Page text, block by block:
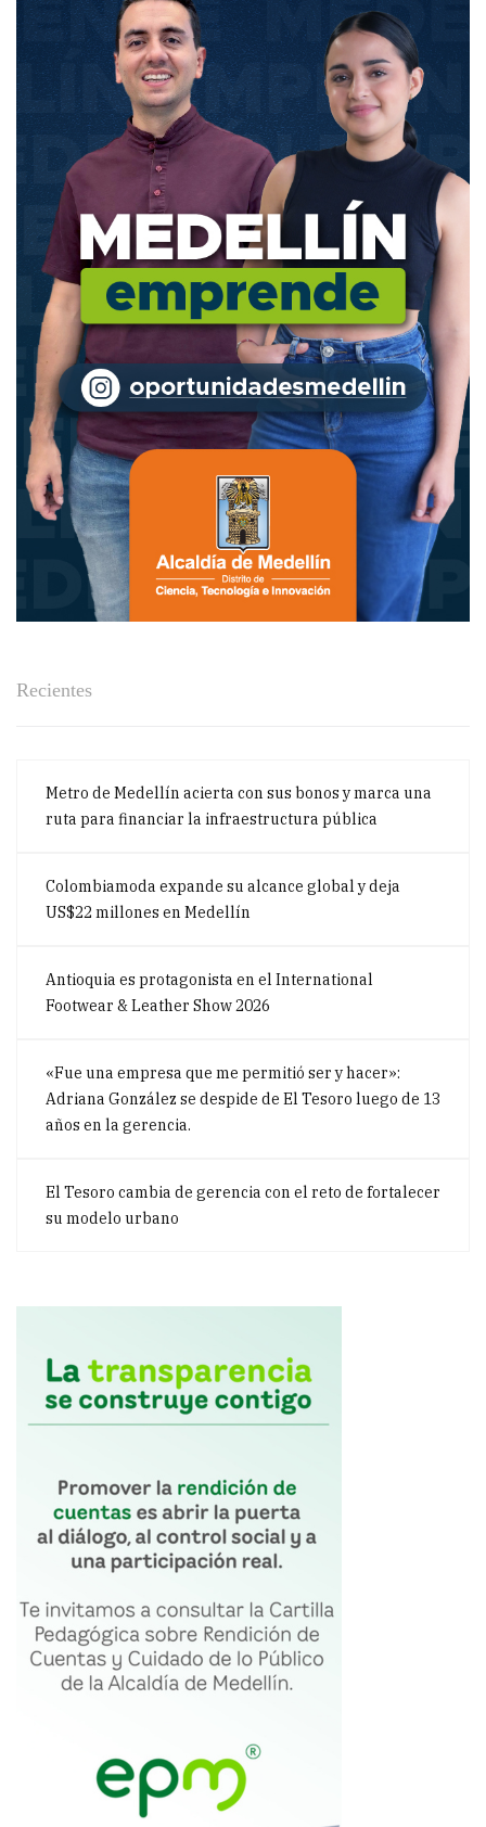
Recientes
Metro de Medellín acierta con sus bonos y marca una
ruta para financiar la infraestructura pública
Colombiamoda expande su alcance global y deja
US$22 millones en Medellín
Antioquia es protagonista en el International
Footwear & Leather Show 2026
«Fue una empresa que me permitió ser y hacer»:
Adriana González se despide de El Tesoro luego de 13
años en la gerencia.
El Tesoro cambia de gerencia con el reto de fortalecer
su modelo urbano